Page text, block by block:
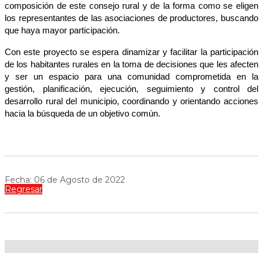
composición de este consejo rural y de la forma como se eligen
los representantes de las asociaciones de productores, buscando
que haya mayor participación.
Con este proyecto se espera dinamizar y facilitar la participación
de los habitantes rurales en la toma de decisiones que les afecten
y ser un espacio para una comunidad comprometida en la
gestión, planificación, ejecución, seguimiento y control del
desarrollo rural del municipio, coordinando y orientando acciones
hacia la búsqueda de un objetivo común.
Fecha: 06 de Agosto de 2022
Regresar